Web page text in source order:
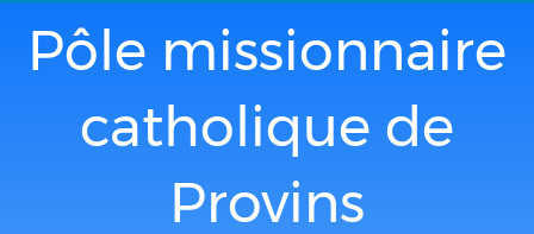
Pôle missionnaire
catholique de
Provins